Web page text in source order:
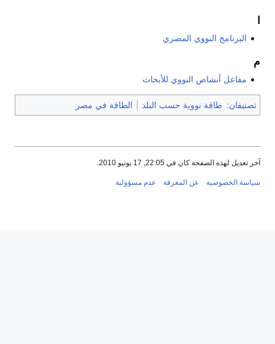
البرنامج النووي المصري
م
مفاعل أنشاص النووي للأبحاث
تصنيفان: طاقة نووية حسب البلد الطاقة في مصر
آخر تعديل لهذه الصفحة كان في 22:05, 17 يونيو 2010.
سياسة الخصوصية عن المعرفة عدم مسؤولية